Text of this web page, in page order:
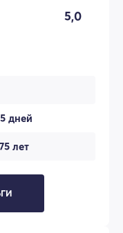
5,0
дней
лет